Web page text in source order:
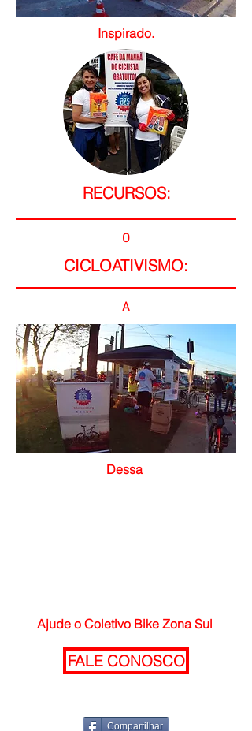
CICLOATIVISMO:
Inspirado.
A
RECURSOS:
O
Dessa
Ajude o Coletivo Bike Zona Sul
FALE CONOSCO
Compartilhar